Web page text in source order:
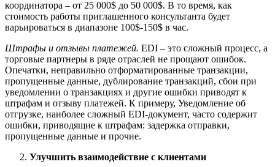
координатора – от 25 000$ до 50 000$. В то время, как
стоимость работы приглашенного консультанта будет
варьироваться в диапазоне 100$-150$ в час.
Штрафы и отзывы платежей. EDI – это сложный процесс, а
торговые партнеры в ряде отраслей не прощают ошибок.
Опечатки, неправильно отформатированные транзакции,
пропущенные данные, дублирование транзакций, сбои при
уведомлении о транзакциях и другие ошибки приводят к
штрафам и отзыву платежей. К примеру, Уведомление об
отгрузке, наиболее сложный EDI-документ, часто содержит
ошибки, приводящие к штрафам: задержка отправки,
пропущенные данные и прочие.
Улучшить взаимодействие с клиентами